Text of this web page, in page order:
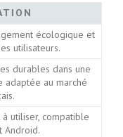
écologique et
utilisateurs.
durables dans une
au marché
utiliser, compatible
Android.